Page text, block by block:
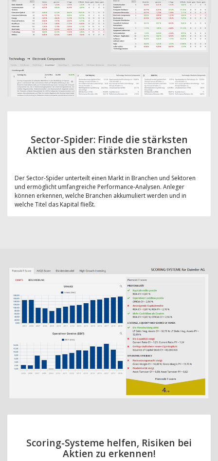
Sector-Spider: Finde die stärksten
Aktien aus den stärksten Branchen
Der Sector-Spider unterteilt einen Markt in Branchen und Sektoren
und ermöglicht umfangreiche Performance-Analysen. Anleger
können erkennen, welche Branchen akkumuliert werden und in
welche Titel das Kapital fließt.
Scoring-Systeme helfen, Risiken bei
Aktien zu erkennen!